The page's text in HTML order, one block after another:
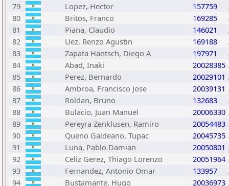
79
Lopez, Hector 157759
80
Britos, Franco 169285
81
Piana, Claudio 146021
82
Uez, Renzo Agustin 169188
83
Zapata Hantsch, Diego A 197971
84
Abad, Inaki 20028385
85
Perez, Bernardo 20029101
86
Ambroa, Francisco Jose 20039131
87
Roldan, Bruno 132683
88
Bulacio, Juan Manuel 20006330
89
Pereyra Zenklusen, Ramiro 20054483
90
Queno Galdeano, Tupac 20045735
91
Luna, Pablo Damian 20050801
92
Celiz Gerez, Thiago Lorenzo 20051964
93
Fernandez, Antonio Omar 133957
94
Bustamante, Hugo 20036973